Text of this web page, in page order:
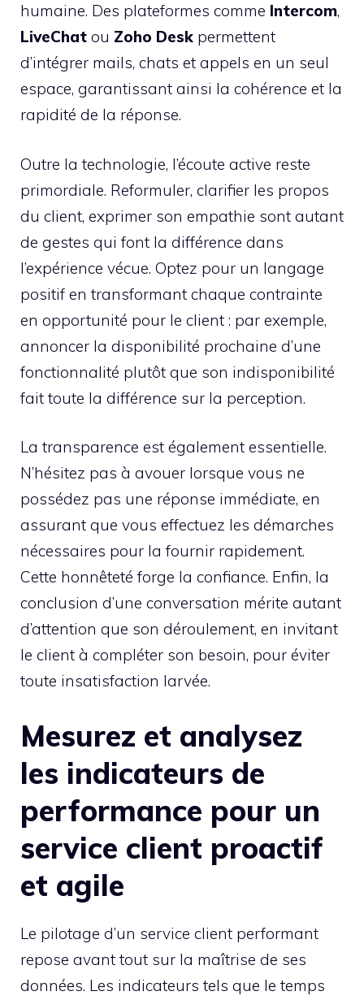
humaine. Des plateformes comme Intercom,
LiveChat ou Zoho Desk permettent
d’intégrer mails, chats et appels en un seul
espace, garantissant ainsi la cohérence et la
rapidité de la réponse.
Outre la technologie, l’écoute active reste
primordiale. Reformuler, clarifier les propos
du client, exprimer son empathie sont autant
de gestes qui font la différence dans
l’expérience vécue. Optez pour un langage
positif en transformant chaque contrainte
en opportunité pour le client : par exemple,
annoncer la disponibilité prochaine d’une
fonctionnalité plutôt que son indisponibilité
fait toute la différence sur la perception.
La transparence est également essentielle.
N’hésitez pas à avouer lorsque vous ne
possédez pas une réponse immédiate, en
assurant que vous effectuez les démarches
nécessaires pour la fournir rapidement.
Cette honnêteté forge la confiance. Enfin, la
conclusion d’une conversation mérite autant
d’attention que son déroulement, en invitant
le client à compléter son besoin, pour éviter
toute insatisfaction larvée.
Mesurez et analysez
les indicateurs de
performance pour un
service client proactif
et agile
Le pilotage d’un service client performant
repose avant tout sur la maîtrise de ses
données. Les indicateurs tels que le temps